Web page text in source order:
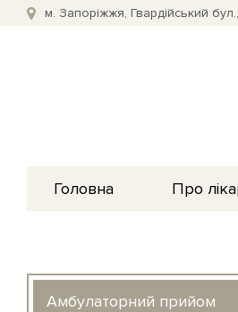
м. Запоріжжя, Гвардійський
Головна Про
Амбулаторний прийом